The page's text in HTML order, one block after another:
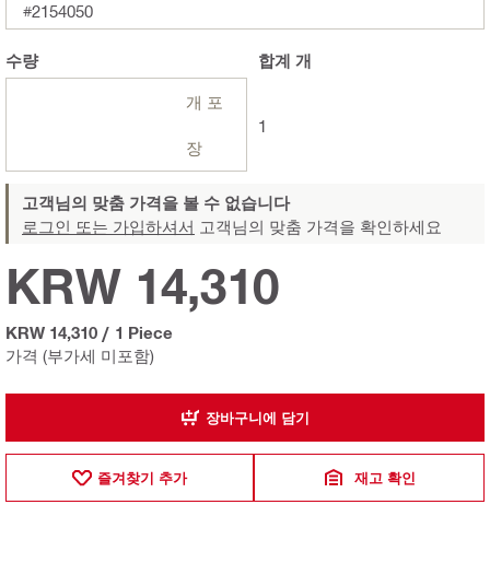
#2154050
수량
개 포
장
합계 개
1
고객님의 맞춤 가격을 볼 수 없습니다
로그인 또는 가입하셔서 고객님의 맞춤 가격을 확인하세요
가격 (부가세 미포함)
KRW 14,310
KRW 14,310 / 1 Piece
장바구니에 담기
즐겨찾기 추가 재고 확인